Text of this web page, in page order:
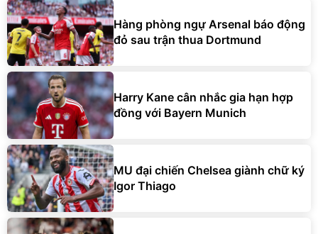
Hàng phòng ngự Arsenal báo động
đỏ sau trận thua Dortmund
Harry Kane cân nhắc gia hạn hợp
đồng với Bayern Munich
MU đại chiến Chelsea giành chữ ký
Igor Thiago